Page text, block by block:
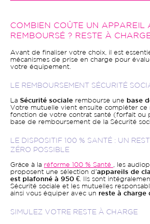
COMBIEN COÛTE UN APPAREIL
REMBOURSÉ ? RESTE À
Avant de finaliser votre choix, il est
mécanismes de prise en charge pour
votre équipement.
LE REMBOURSEMENT SÉCURITÉ
La Sécurité sociale rembourse une base
Votre mutuelle vient ensuite compléter ce
fonction de votre contrat santé (forfait ou
base de remboursement de la Sécurité
LE DISPOSITIF 100 % SANTÉ : UN
ZÉRO POSSIBLE
Grâce à la réforme 100 % Santé , les
proposent une sélection d'appareils de
est plafonné à 950 €. Ils sont
Sécurité sociale et les mutuelles
ainsi vous équiper avec un reste à charge
SIMULEZ VOTRE RESTE À CHARGE